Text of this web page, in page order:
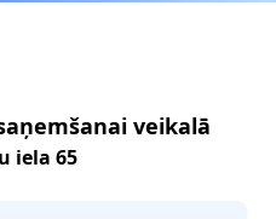
veikalā
iela 65